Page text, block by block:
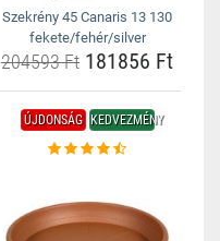
Szekrény 45 Canaris 13 130
fekete/fehér/silver
204593 Ft 181856 Ft
ÚJDONSÁG KEDVEZMÉNY